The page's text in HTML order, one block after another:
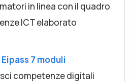
in linea con il quadro
ICT elaborato
7 moduli
competenze digitali